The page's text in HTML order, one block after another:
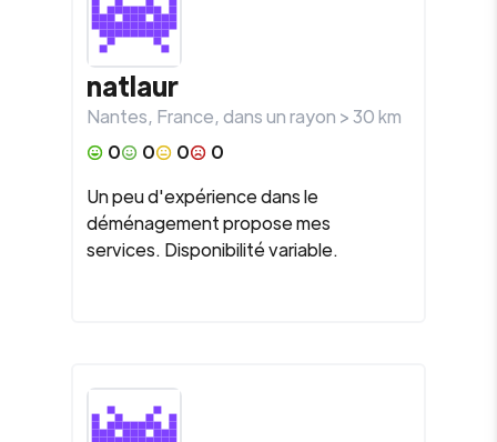
natlaur
Nantes, France, dans un rayon >30km
0
0 0
0
Un peu d'expérience dans le
déménagement propose mes
services. Disponibilité variable.